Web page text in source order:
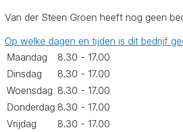
Van der Steen Groen heeft nog geen
Op welke dagen en tijden is dit bedrijf
Maandag
8.30 - 17.00
Dinsdag
8.30 - 17.00
Woensdag 8.30 - 17.00
Donderdag 8.30 - 17.00
Vrijdag
8.30 - 17.00